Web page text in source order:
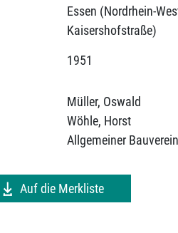
Essen (Nordrhein-
Kaisershofstraße)
1951
Müller, Oswald
Wöhle, Horst
Allgemeiner
Auf die Merkliste